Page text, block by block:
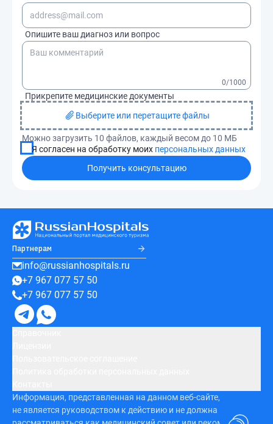
Опишите ваш диагноз или вопрос
0/1000
Прикрепите медицинские документы
Выберите или перетащите файлы
Можно загрузить 10 файлов, каждый весом до 10 МБ
Я согласен на обработку моих персональных данных
Получить консультацию
Партнерам
info@russianhospitals.ru
+7 967 077 57 50
+7 967 077 57 50
Информация, представленная на данном веб-сайте,
не является руководством к действию и не должна